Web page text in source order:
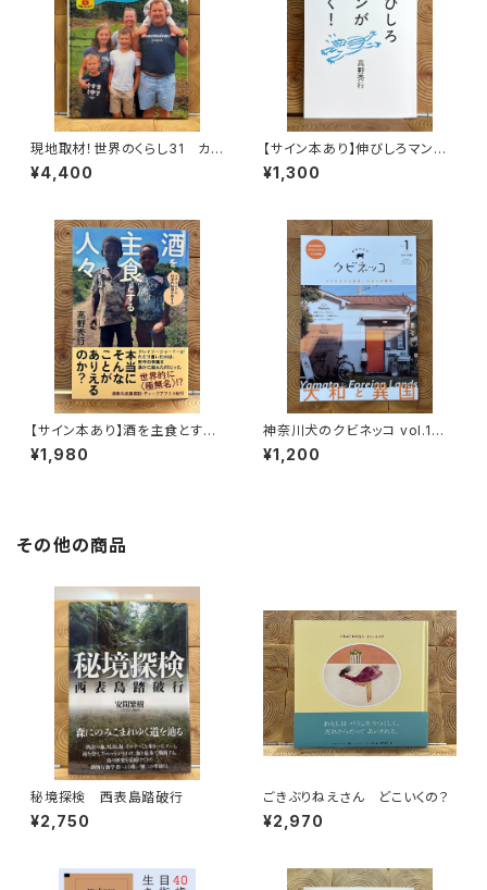
現地取材！世界のくらし31 カナ
ダ
¥4,400
【サイン本あり】伸びしろマンが
ゆく！
¥1,300
【サイン本あり】酒を主食とする
人々 エチオピアの科学的秘境
を旅する
¥1,980
神奈川犬のクビネッコ vol.1
特集：大和と異国
¥1,200
その他の商品
秘境探検 西表島踏破行
¥2,750
ごきぶりねえさん どこいくの？
¥2,970